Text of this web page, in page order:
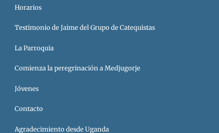
Horarios
Testimonio de Jaime del Grupo de Catequistas
La Parroquia
Comienza la peregrinación a Medjugorje
Jóvenes
Contacto
Agradecimiento desde Uganda